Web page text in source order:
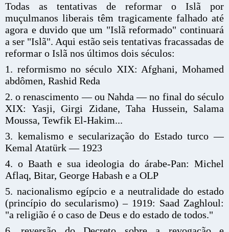
Todas as tentativas de reformar o Islã por
muçulmanos liberais têm tragicamente falhado até
agora e duvido que um "Islã reformado" continuará
a ser "Islã". Aqui estão seis tentativas fracassadas de
reformar o Islã nos últimos dois séculos:
1. reformismo no século XIX: Afghani, Mohamed
abdômen, Rashid Reda
2. o renascimento — ou Nahda — no final do século
XIX: Yasji, Girgi Zidane, Taha Hussein, Salama
Moussa, Tewfik El-Hakim...
3. kemalismo e secularização do Estado turco —
Kemal Atatürk — 1923
4. o Baath e sua ideologia do árabe-Pan: Michel
Aflaq, Bitar, George Habash e a OLP
5. nacionalismo egípcio e a neutralidade do estado
(princípio do secularismo) – 1919: Saad Zaghloul:
"a religião é o caso de Deus e do estado de todos."